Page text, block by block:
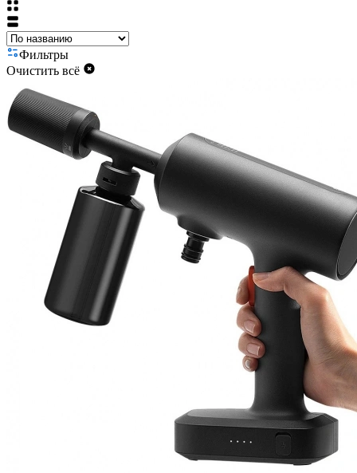
Фильтры
Очистить всё